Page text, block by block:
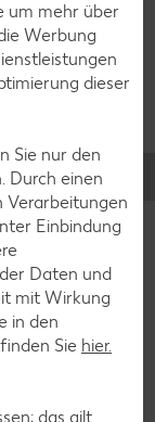
auf
oder herzhaft –
du dir Gerichte,
lecker sind.
um mehr über
Werbung
dieser
Sie nur den
Durch einen
Verarbeitungen
Einbindung
Daten und
mit Wirkung
in den
Sie hier.
das gilt